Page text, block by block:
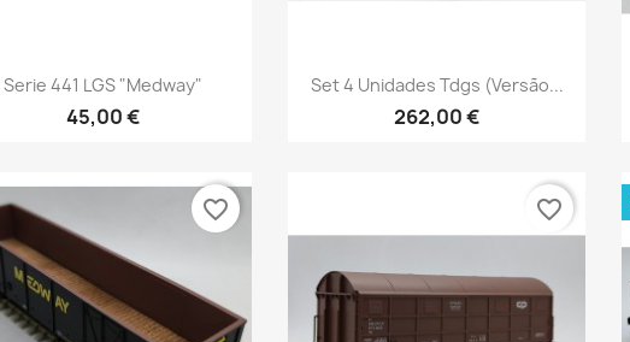
Vista rápida
Serie 441 LGS "Medway"
45,00 €
Vista rápida
Set 4 Unidades Tdgs (Versão...
262,00 €
favorite_border favorite_border